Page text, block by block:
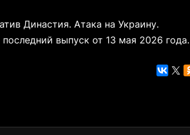
Династия. Атака на Украину.
выпуск от 13 мая 2026 года.